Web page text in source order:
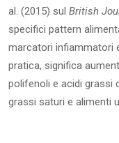
al. (2015) sul British
specifici pattern
marcatori infiammatori
pratica, significa
polifenoli e acidi grassi
grassi saturi e alimenti